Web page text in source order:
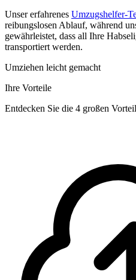
Unser erfahrenes Umzugshelfer-
reibungslosen Ablauf, während
gewährleistet, dass all Ihre
transportiert werden.
Umziehen leicht gemacht
Ihre Vorteile
Entdecken Sie die 4 großen